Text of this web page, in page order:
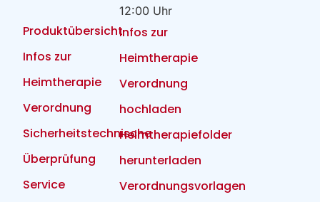
Produktübersicht
Infos zur
Heimtherapie
Verordnung
Sicherheitstechnische
Überprüfung
Service
12:00 Uhr
Infos zur
Heimtherapie
Verordnung
hochladen
Heimtherapiefolder
herunterladen
Verordnungsvorlagen